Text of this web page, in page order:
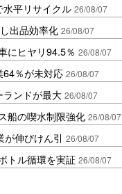
平リサイクル 26/08/07
出品効率化 26/08/07
にヒヤリ94.5％ 26/08/07
％が未対応 26/08/07
ンドが最大 26/08/07
船の喫水制限強化 26/08/07
伸びけん引 26/08/07
トル循環を実証 26/08/07